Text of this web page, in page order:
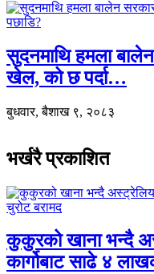
सुदनमाथि हमला
खेल, को छ पर्दा…
बुधवार, बैशाख ९, २०८३
भर्खरै प्रकाशित
कुकुरको खाना भन्दै
कार्गोबाट साढे ४